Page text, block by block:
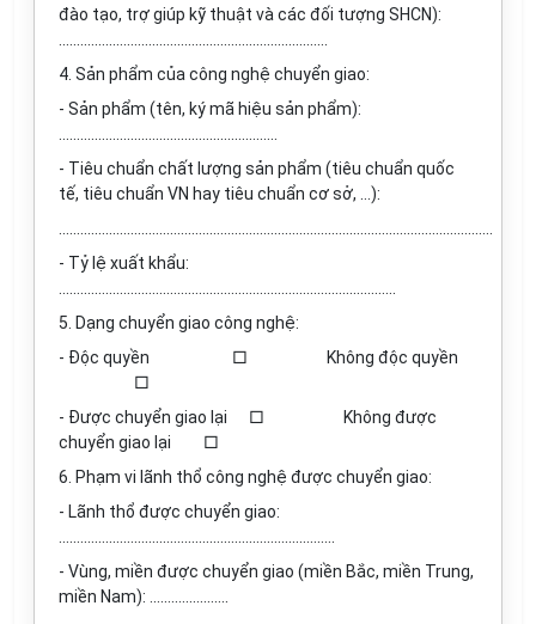
đào tạo, trợ giúp kỹ thuật và các đối tượng SHCN):
4. Sản phẩm của công nghệ chuyển giao:
- Sản phẩm (tên, ký mã hiệu sản phẩm):
- Tiêu chuẩn chất lượng sản phẩm (tiêu chuẩn quốc
tế, tiêu chuẩn VN hay tiêu chuẩn cơ sở, …):
- Tỷ lệ xuất khẩu:
5. Dạng chuyển giao công nghệ:
- Độc quyền □ Không độc quyền
□
- Được chuyển giao lại □ Không được
chuyển giao lại □
6. Phạm vi lãnh thổ công nghệ được chuyển giao:
- Lãnh thổ được chuyển giao:
- Vùng, miền được chuyển giao (miền Bắc, miền Trung,
miền Nam): ......................